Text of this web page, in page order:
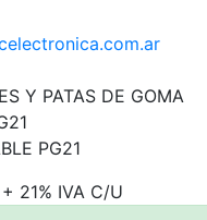
Y PATAS DE GOMA
PG21
21% IVA C/U